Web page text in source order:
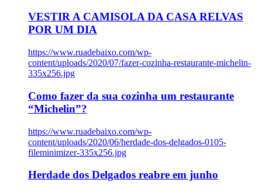
VESTIR A CAMISOLA DA CASA RELVAS
POR UM DIA
https://www.ruadebaixo.com/wp-
content/uploads/2020/07/fazer-cozinha-restaurante-michelin-
335x256.jpg
Como fazer da sua cozinha um restaurante
“Michelin”?
https://www.ruadebaixo.com/wp-
content/uploads/2020/06/herdade-dos-delgados-0105-
fileminimizer-335x256.jpg
Herdade dos Delgados reabre em junho